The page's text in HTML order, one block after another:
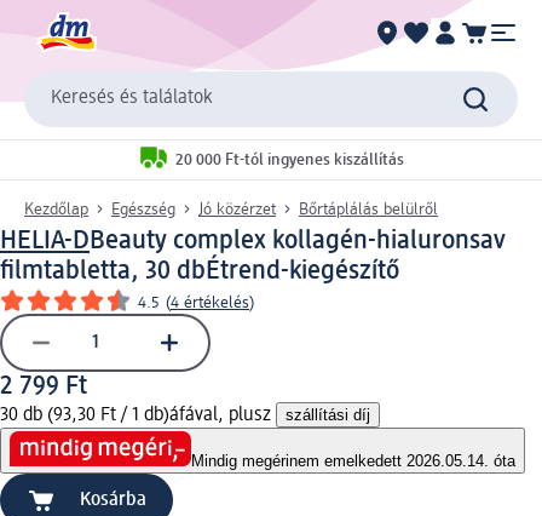
Keresés és találatok
20 000 Ft-tól ingyenes kiszállítás
Kezdőlap Egészség Jó közérzet Bőrtáplálás belülről
HELIA-DBeauty complex kollagén-hialuronsav
filmtabletta, 30 dbÉtrend-kiegészítő
4.5 (4 értékelés)
2 799 Ft
30 db (93,30 Ft / 1 db)áfával, plusz szállítási díj
Mindig megérinem emelkedett 2026.05.14. óta
Kosárba